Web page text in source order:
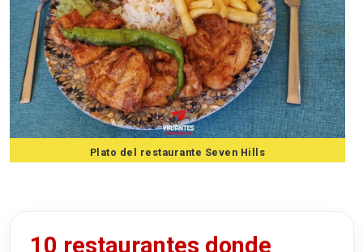
Plato del restaurante Seven Hills
10 restaurantes donde